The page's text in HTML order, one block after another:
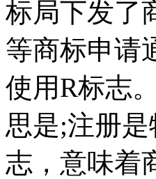
标局下发了
等商标申请
使用R标志
思是;注册
志，意味着